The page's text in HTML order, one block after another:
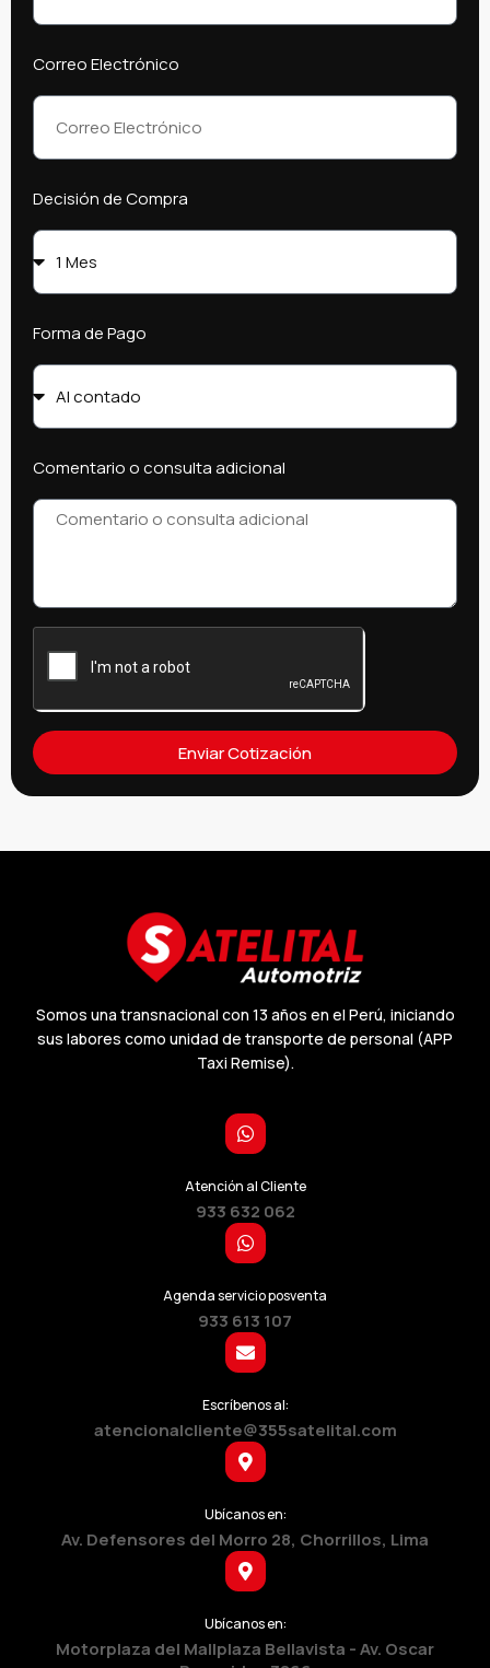
Correo Electrónico
Decisión de Compra
Forma de Pago
Comentario o consulta adicional
Enviar Cotización
Somos una transnacional con 13 años en el Perú, iniciando
sus labores como unidad de transporte de personal (APP
Taxi Remise).
Atención al Cliente
933 632 062
Agenda servicio posventa
933 613 107
Escríbenos al:
atencionalcliente@355satelital.com
Ubícanos en:
Av. Defensores del Morro 28, Chorrillos, Lima
Ubícanos en:
Motorplaza del Mallplaza Bellavista - Av. Oscar